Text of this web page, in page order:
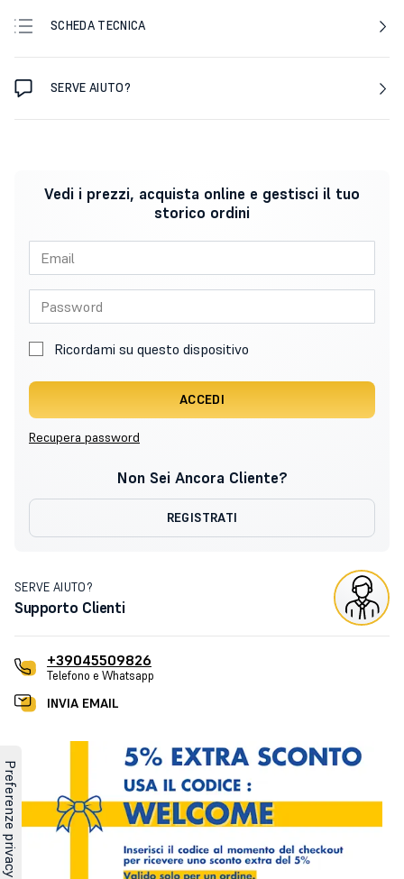
SCHEDA TECNICA
SERVE AIUTO?
Vedi i prezzi, acquista online e gestisci il tuo
storico ordini
Ricordami su questo dispositivo
ACCEDI
Recupera password
Non Sei Ancora Cliente?
REGISTRATI
SERVE AIUTO?
Supporto Clienti
+39045509826
Telefono e Whatsapp
INVIA EMAIL